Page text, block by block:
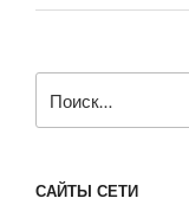
САЙТЫ СЕТИ